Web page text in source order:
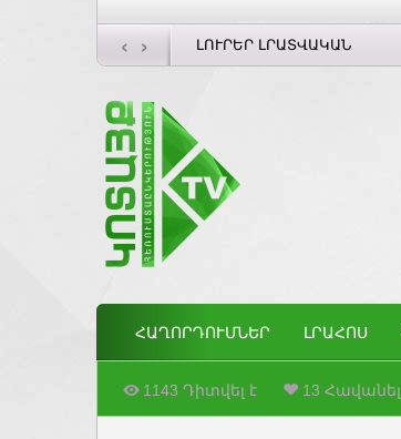
‹ › ԼՈՒՐԵՐ ԼՐԱՏՎԱԿԱՆ
ՀԱՂՈՐԴՈՒՄՆԵՐ ԼՐԱՀՈՍ
1143 Դիտվել է 13 Հավանել